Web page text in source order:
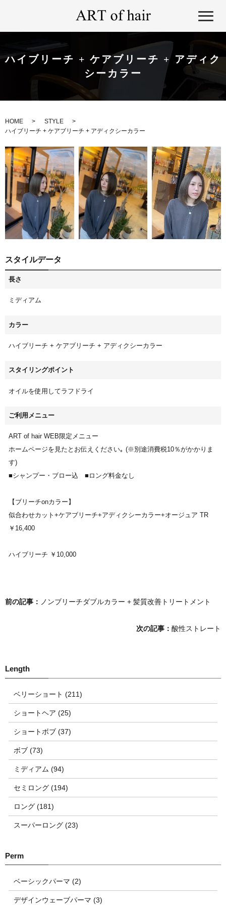
ハイブリーチ + ケアブリーチ + アディク
シーカラー
HOME
STYLE
ハイブリーチ + ケアブリーチ + アディクシーカラー
スタイルデータ
長さ
ミディアム
カラー
ハイブリーチ + ケアブリーチ + アディクシーカラー
スタイリングポイント
オイルを使用してラフドライ
ご利用メニュー
ART of hair WEB限定メニュー
ホームページを見たとお伝えください｡ (※別途消費税10％がかかりま
す)
■シャンプー・ブロー込 ■ロング料金なし
【ブリーチonカラー】
似合わせカット+ケアブリーチ+アディクシーカラー+オージュア TR
￥16,400
ハイブリーチ ￥10,000
前の記事： ノンブリーチダブルカラー + 髪質改善トリートメント
次の記事： 酸性ストレート
ベリーショート (211)
ショートヘア (25)
ショートボブ (37)
ボブ (73)
ミディアム (94)
セミロング (194)
ロング (181)
スーパーロング (23)
ベーシックパーマ (2)
デザインウェーブパーマ (3)